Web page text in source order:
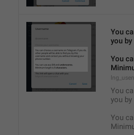
You
you
You
You
you
You